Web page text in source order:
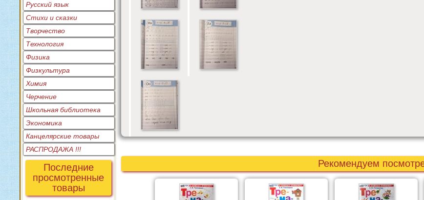
Русский язык
Стихи и сказки
Творчество
Технология
Физика
Физкультура
Химия
Черчение
Школьная библиотека
Экономика
Канцелярские товары
РАСПРОДАЖА !!!
Последние
просмотренные
товары
Рекомендуем